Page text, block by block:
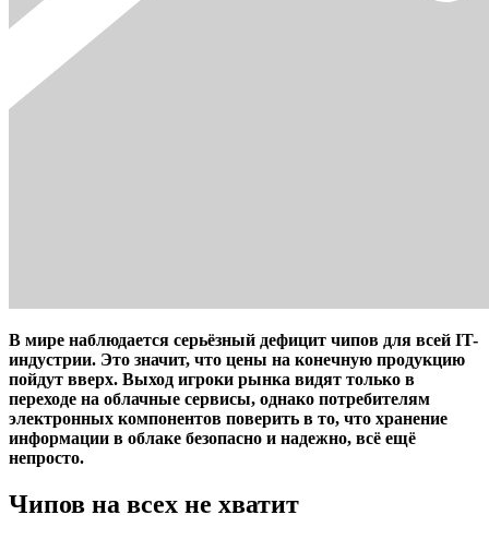
В мире наблюдается серьёзный дефицит чипов для всей IT-
индустрии. Это значит, что цены на конечную продукцию
пойдут вверх. Выход игроки рынка видят только в
переходе на облачные сервисы, однако потребителям
электронных компонентов поверить в то, что хранение
информации в облаке безопасно и надежно, всё ещё
непросто.
Чипов на всех не хватит